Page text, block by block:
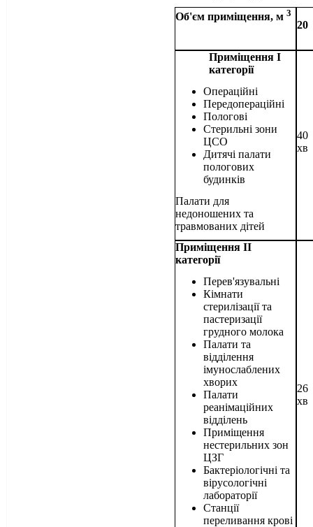
Об'єм приміщення, м 3
20
Приміщення І
категорії
Операційні
Передопераційні
Пологові
Стерильні зони
ЦСО
Дитячі палати
пологових
будинків
Палати для
недоношених та
травмованих дітей
40
хв
Приміщення ІІ
категорії
Перев'язувальні
Кімнати
стерилізації та
пастеризації
грудного молока
Палати та
відділення
імунослаблених
хворих
Палати
реанімаційних
відділень
Приміщення
нестерильних зон
ЦЗГ
Бактеріологічні та
вірусологічні
лабораторії
Станції
переливання крові
26
хв